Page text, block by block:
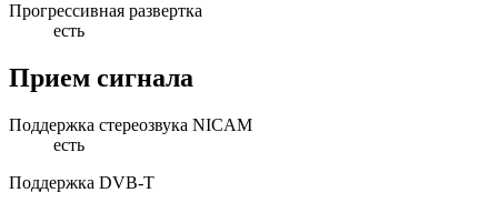
Прогрессивная развертка
есть
Прием сигнала
Поддержка стереозвука NICAM
есть
Поддержка DVB-T